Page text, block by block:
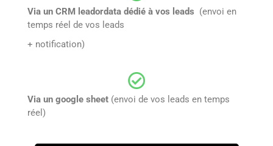
Via un CRM leadordata dédié à vos leads (envoi en
temps réel de vos leads
+ notification)
Via un google sheet (envoi de vos leads en temps
réel)